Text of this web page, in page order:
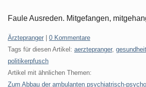
Faule Ausreden. Mitgefangen,
Kategorien:
Ärztepranger
0 Kommentare
Tags für diesen Artikel: aerztepranger,
politikerpfusch
Artikel mit ähnlichen Themen:
Zum Abbau der ambulanten psychiatrisch-